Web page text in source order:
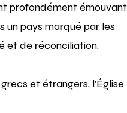
profondément émouvant
un pays marqué par les
et de réconciliation.​
et étrangers, l’Église